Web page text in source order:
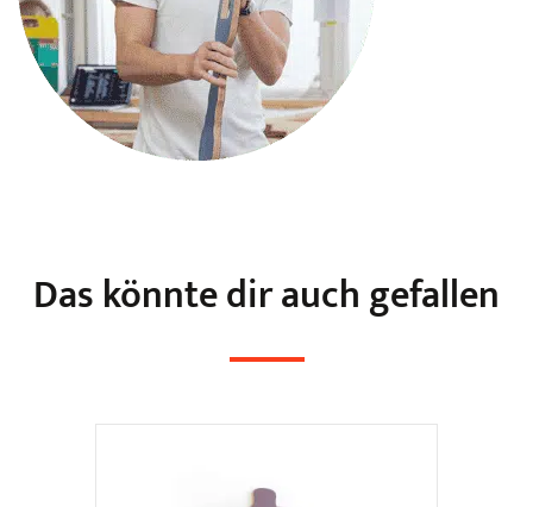
Das könnte dir auch gefallen